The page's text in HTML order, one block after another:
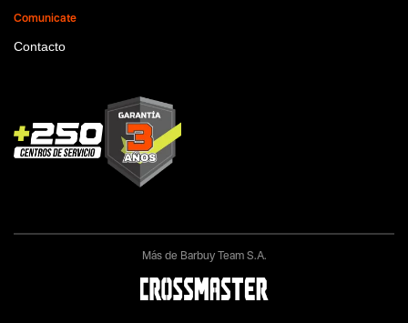
Comunicate
Contacto
Más de Barbuy Team S.A.